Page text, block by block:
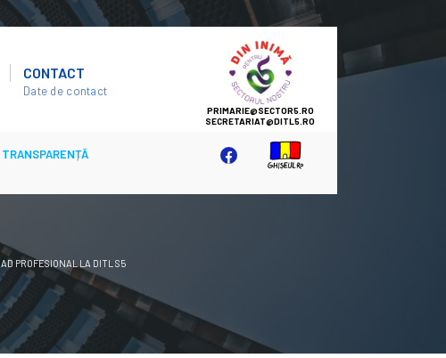
CONTACT
Date de contact
SECTOR
5
TRANSPARENȚĂ
PROFESIONAL LA DITL S5